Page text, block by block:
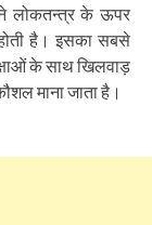
ने लोकतन्त्र के ऊपर
है। इसका सबसे
के साथ खिलवाड़
माना जाता है।